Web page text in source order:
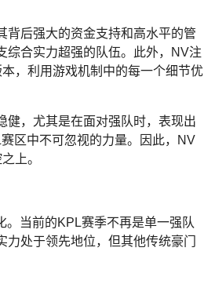
背后强大的资金支持和高水平的管
综合实力超强的队伍。此外，NV注
，利用游戏机制中的每一个细节优
健，尤其是在面对强队时，表现出
区中不可忽视的力量。因此，NV
上。
当前的KPL赛季不再是单一强队
处于领先地位，但其他传统豪门